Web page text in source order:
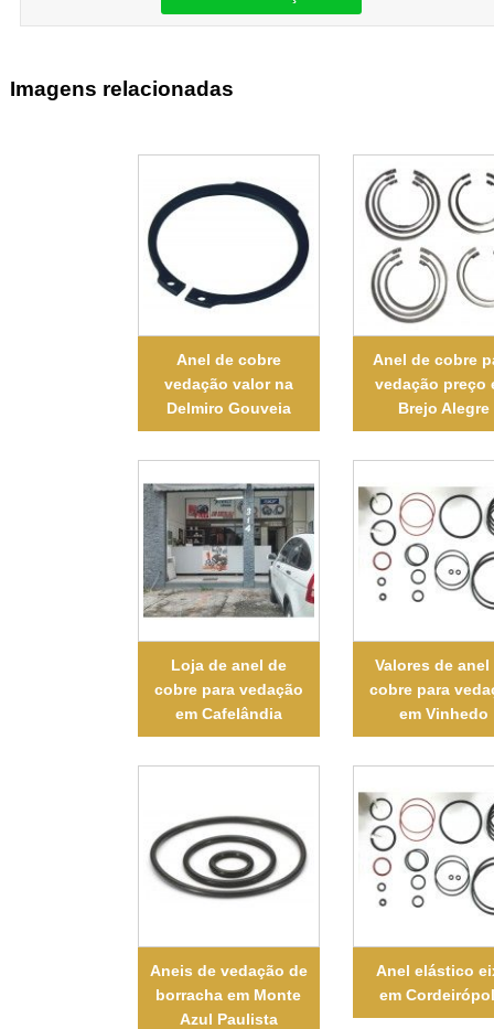
Imagens relacionadas
Anel de cobre
vedação valor na
Delmiro Gouveia
Anel de cobre
vedação preço
Brejo Alegre
Loja de anel de
cobre para vedação
em Cafelândia
Valores de anel
cobre para
em Vinhedo
Aneis de vedação de
borracha em Monte
Azul Paulista
Anel elástico
em